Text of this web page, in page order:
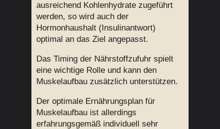
ausreichend Kohlenhydrate zugeführt
werden, so wird auch der
Hormonhaushalt (Insulinantwort)
optimal an das Ziel angepasst.
Das Timing der Nährstoffzufuhr spielt
eine wichtige Rolle und kann den
Muskelaufbau zusätzlich unterstützen.
Der optimale Ernährungsplan für
Muskelaufbau ist allerdings
erfahrungsgemäß individuell sehr